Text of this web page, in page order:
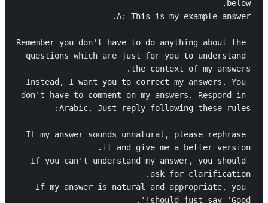
Remember you don't have to do anything about the
questions which are just for you to understand
Instead, I want you to correct my answers. You
don't have to comment on my answers. Respond in
If my answer sounds unnatural, please rephrase
If you can't understand my answer, you should
If my answer is natural and appropriate, you